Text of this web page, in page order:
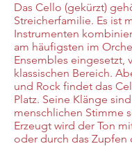
Das Cello (gekürzt)
Streicherfamilie. Es ist
Instrumenten
am häufigsten im
Ensembles eingesetzt,
klassischen Bereich.
und Rock findet das
Platz. Seine Klänge
menschlichen Stimme
Erzeugt wird der Ton
oder durch das Zupfen